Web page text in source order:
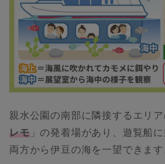
親水公園の南部に隣接するエリア
レモ」の発着場があり、遊覧船
両方から伊豆の海を一望できます